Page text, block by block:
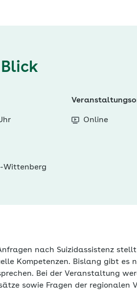
Wittenberg
Online
nach Suizidassistenz
Kompetenzen. Bislang gibt es
Bei der Veranstaltung
sowie Fragen der regionalen